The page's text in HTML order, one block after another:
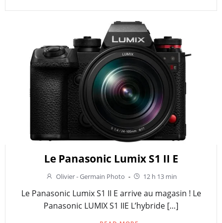
Le Panasonic Lumix S1 II E
Olivier - Germain Photo - 12 h 13 min
Le Panasonic Lumix S1 II E arrive au magasin ! Le
Panasonic LUMIX S1 IIE L’hybride […]